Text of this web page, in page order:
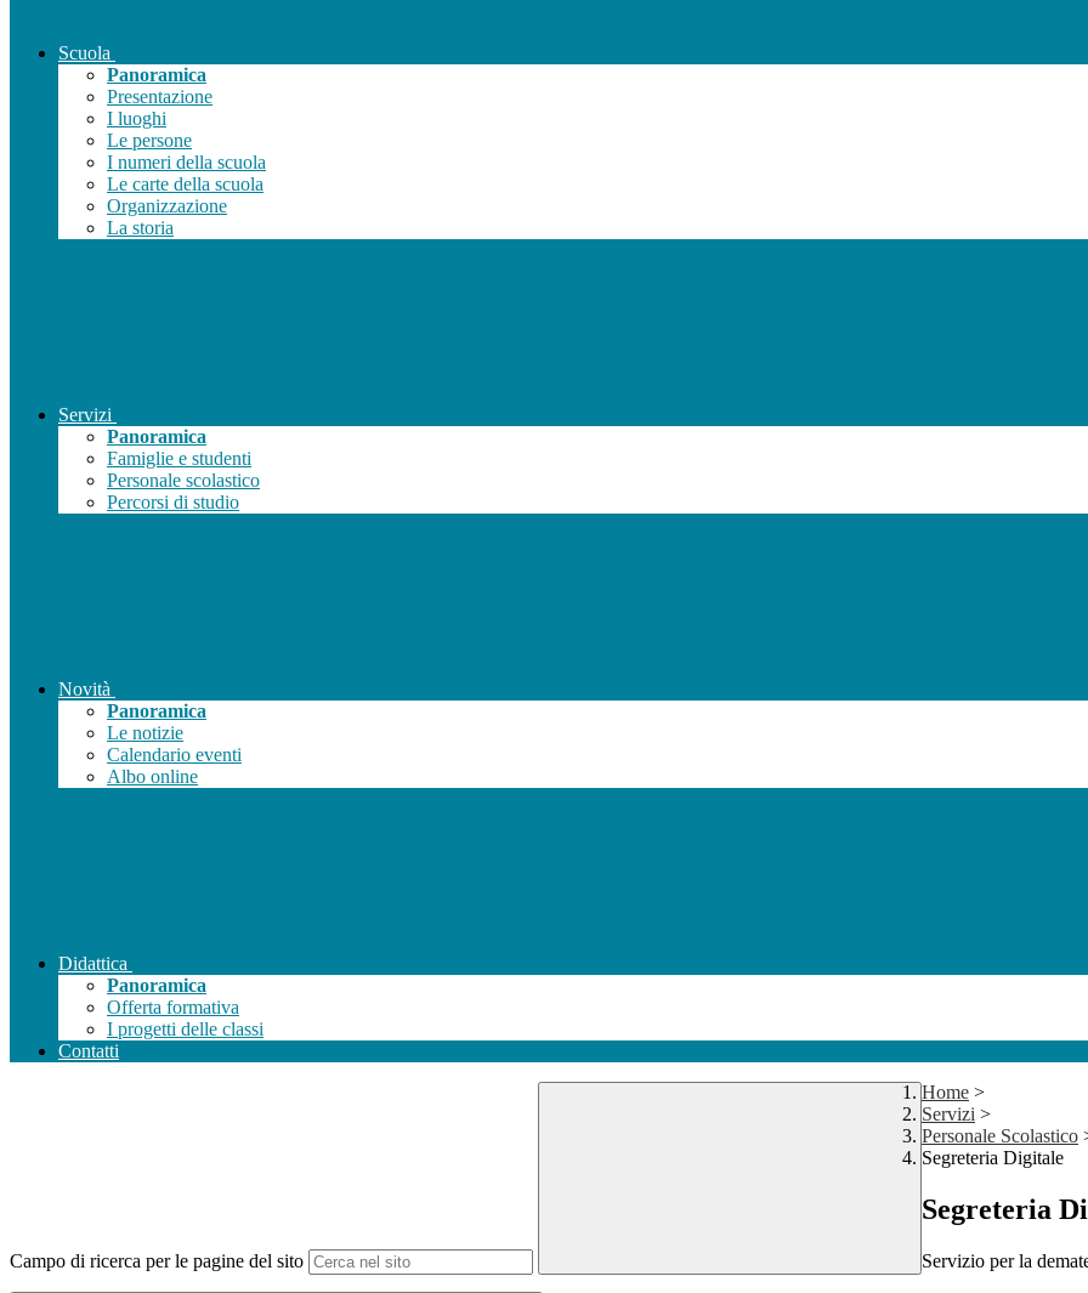
Scuola
Panoramica
Presentazione
I luoghi
Le persone
I numeri della scuola
Le carte della scuola
Organizzazione
La storia
Servizi
Panoramica
Famiglie e studenti
Personale scolastico
Percorsi di studio
Novità
Panoramica
Le notizie
Calendario eventi
Albo online
Didattica
Panoramica
Offerta formativa
I progetti delle classi
Contatti
Campo di ricerca per le pagine del sito
Home >
Servizi >
Personale Scolastico
Segreteria Digitale
Segreteria
Servizio per la